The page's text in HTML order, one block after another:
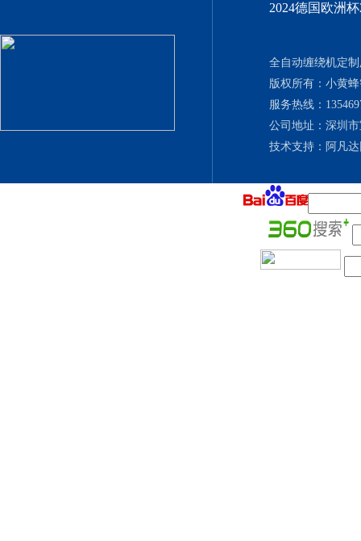
2024德国欧洲
全自动缠绕机定
版权所有：小黄
服务热线：
公司地址：深圳
技术支持： 阿凡